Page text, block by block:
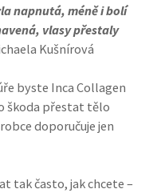
napnutá, méně i bolí
vlasy přestaly
Kušnírová
byste Inca Collagen
škoda přestat tělo
doporučuje jen
tak často, jak chcete –